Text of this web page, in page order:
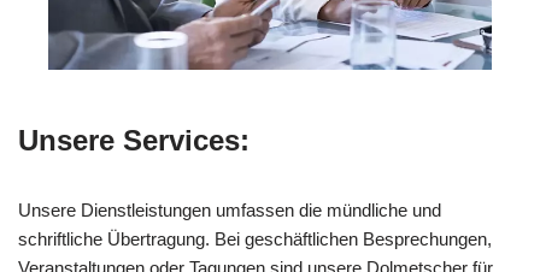
Unsere Services:
Unsere Dienstleistungen umfassen die mündliche und
schriftliche Übertragung. Bei geschäftlichen Besprechungen,
Veranstaltungen oder Tagungen sind unsere Dolmetscher für